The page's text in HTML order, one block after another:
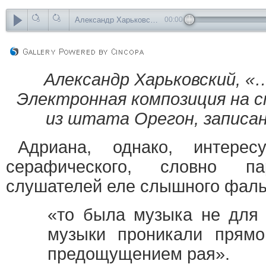
Александр Харьковский. “ …es ist wie eine Grass” Электронная композиция на стих из гимна староверов из штата Орегон, записанный Е.Н.Разумовской 00:00
Александр Харьковский,
Электронная композиция на
из штата Орегон,
Адриана, однако,
серафического, словно
слушателей еле слышного
«то была музыка не для
музыки проникали
предощущением рая».